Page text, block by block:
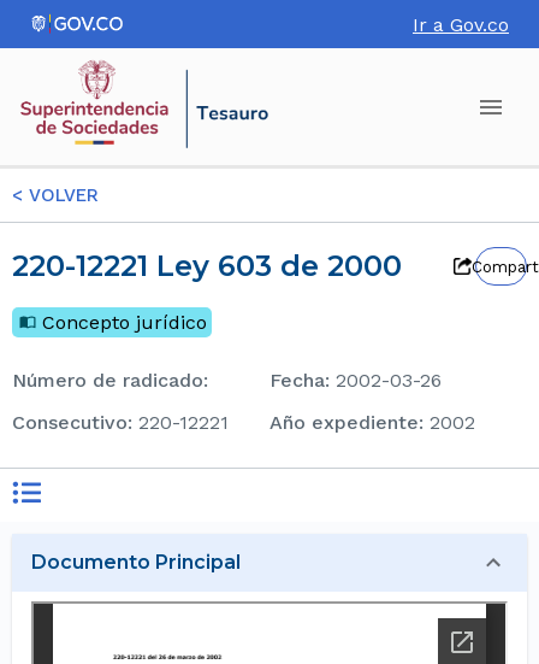
Ir a Gov.co
< VOLVER
220-12221 Ley 603 de 2000
Concepto jurídico
Número de radicado: Fecha: 2002-03-26
consecutivo: 220-12221 Año expediente: 2002
Documento Principal